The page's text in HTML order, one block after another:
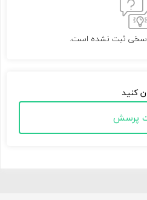
ثبت نشده است.
کنید
پرسش